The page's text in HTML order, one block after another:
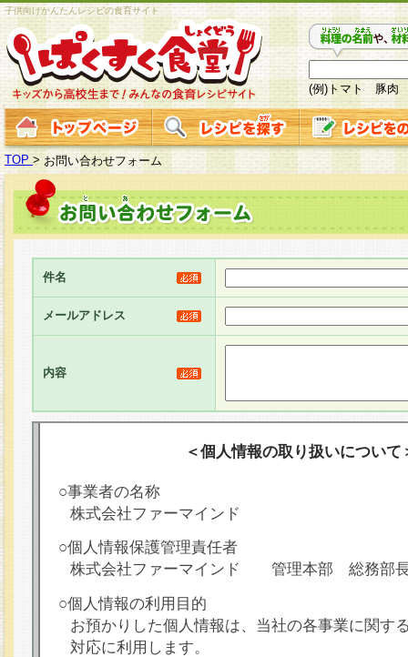
子供向けかんたんレシピの食育サイト
(例)トマト 豚肉
TOP > お問い合わせフォーム
件名
メールアドレス
内容
＜個人情報の取り扱いについて
○事業者の名称
株式会社ファーマインド
○個人情報保護管理責任者
株式会社ファーマインド 管理本部 総務部
○個人情報の利用目的
お預かりした個人情報は、当社の各事業に関す
対応に利用します。